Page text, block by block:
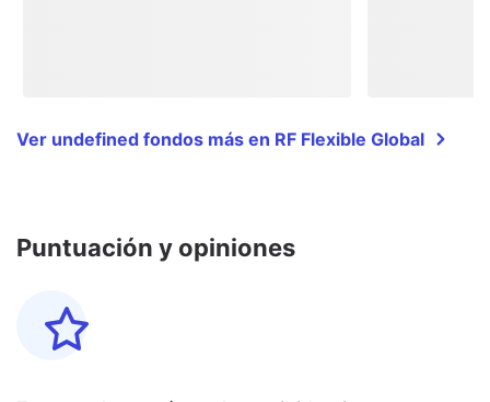
Ver undefined fondos más en RF Flexible Global
Puntuación y opiniones